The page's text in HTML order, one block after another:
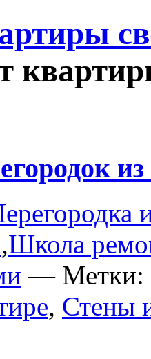
из
,Школа
— Метки:
, Стены